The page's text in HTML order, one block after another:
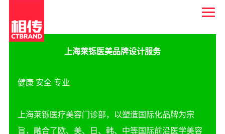
上海莱铄医美品牌设计服务
健康 安全 专业
上海莱铄医疗美容门诊部，以塑造国际化品牌为宗
旨，融合了欧、美、日、韩、中等国际前沿医学美容